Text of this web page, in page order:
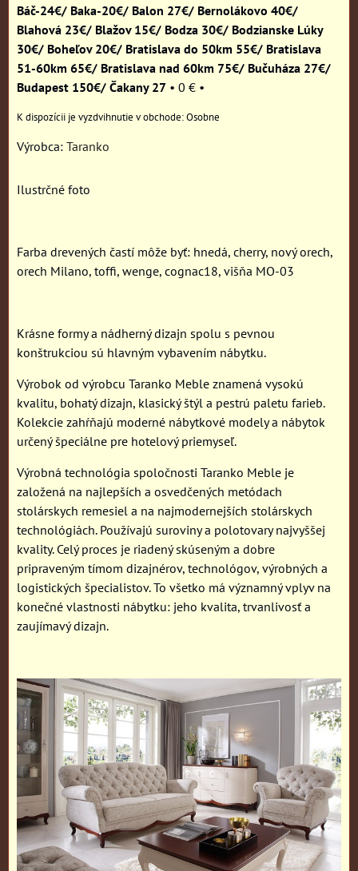
Báč-24€/ Baka-20€/ Balon 27€/ Bernolákovo 40€/
Blahová 23€/ Blažov 15€/ Bodza 30€/ Bodzianske Lúky
30€/ Boheľov 20€/ Bratislava do 50km 55€/ Bratislava
51-60km 65€/ Bratislava nad 60km 75€/ Bučuháza 27€/
Budapest 150€/ Čakany 27 • 0 € •
Osobne
Výrobca: Taranko
Ilustrčné foto
Farba drevených častí môže byť: hnedá, cherry, nový orech,
orech Milano, toffi, wenge, cognac18, višňa MO-03
Krásne formy a nádherný dizajn spolu s pevnou
konštrukciou sú hlavným vybavením nábytku.
Výrobok od výrobcu Taranko Meble znamená vysokú
kvalitu, bohatý dizajn, klasický štýl a pestrú paletu farieb.
Kolekcie zahŕňajú moderné nábytkové modely a nábytok
určený špeciálne pre hotelový priemyseľ.
Výrobná technológia spoločnosti Taranko Meble je
založená na najlepších a osvedčených metódach
stolárskych remesiel a na najmodernejších stolárskych
technológiách. Používajú suroviny a polotovary najvyššej
kvality. Celý proces je riadený skúseným a dobre
pripraveným tímom dizajnérov, technológov, výrobných a
logistických špecialistov. To všetko má významný vplyv na
konečné vlastnosti nábytku: jeho kvalita, trvanlivosť a
zaujímavý dizajn.